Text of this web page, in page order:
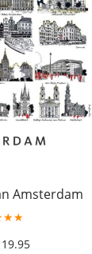
Amsterdam
19.95